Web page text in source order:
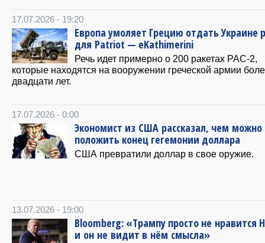
17.07.2026 - 19:20
Европа умоляет Грецию отдать Украине
для Patriot — eKathimerini
​Речь идет примерно о 200 ракетах PAC-2,
которые находятся на вооружении греческой армии
двадцати лет.
17.07.2026 - 0:00
Экономист из США рассказал, чем можно
положить конец гегемонии доллара
США превратили доллар в свое оружие.
13.07.2026 - 19:00
Bloomberg: «Трампу просто не нравится
и он не видит в нём смысла»